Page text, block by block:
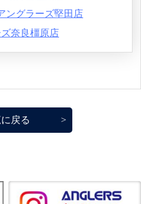
ングラーズ堅田店
奈良橿原店
戻る